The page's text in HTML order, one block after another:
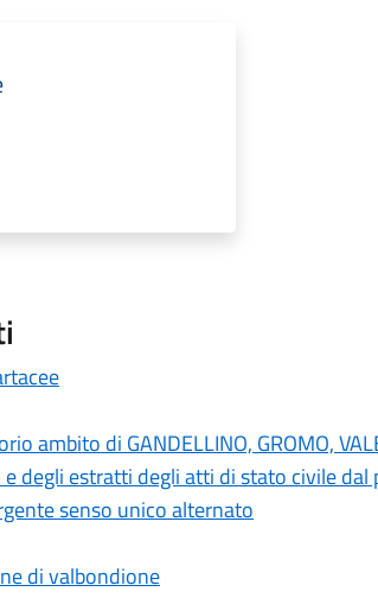
ambito di GANDELLINO, GROMO,
degli estratti degli atti di stato civile dal
senso unico alternato
di valbondione